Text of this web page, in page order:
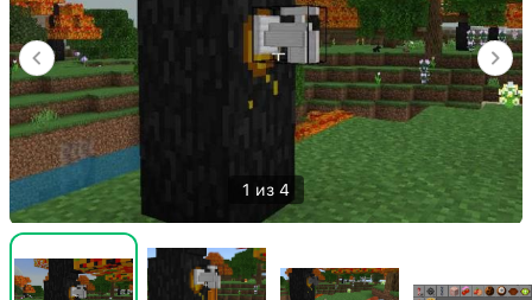
1 из 4